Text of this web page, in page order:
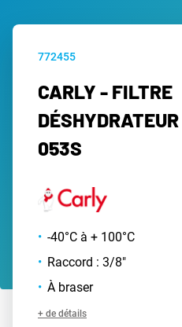
772455
CARLY - FILTRE
053S
-40°C à + 100°C
Raccord : 3/8"
À braser
+ de détails